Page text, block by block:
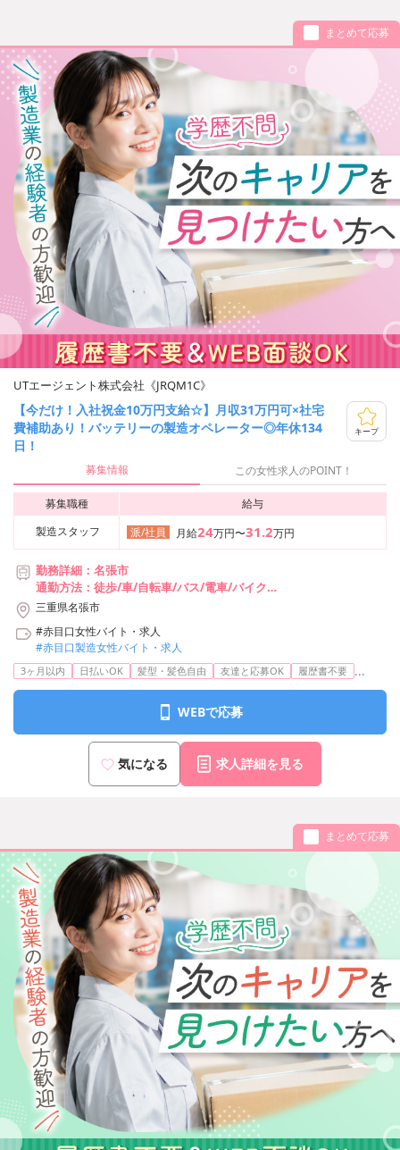
まとめて応募
UTエージェント株式会社《JRQM1C》
【今だけ！入社祝金10万円支給☆】月収31万円可×社宅
費補助あり！バッテリーの製造オペレーター◎年休134
日！
キープ
募集情報 この女性求人のPOINT！
募集職種
給与
製造スタッフ
派/社員 月給24万円〜31.2万円
勤務詳細：名張市
通勤方法：徒歩/車/自転車/バス/電車/バイク
最寄り駅：桔梗が丘駅から車5分
※桔梗が丘駅より巡回バスが出ています
三重県名張市
#赤目口女性バイト・求人
#赤目口製造女性バイト・求人
3ヶ月以内 日払いOK 髪型・髪色自由 友達と応募OK 履歴書不要 ...
WEBで応募
気になる 求人詳細を見る
まとめて応募